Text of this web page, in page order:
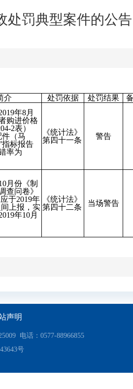
处罚典型案件的公告
介 处罚依据 处罚结果
年8月
购进价格
2表）
（马
指标报告
率为
《统计法》
第四十一条
警告
月份《制
查问卷》
于2019年
间上报，实
年10月
《统计法》
第四十二条
当场警告
声明
电话：0577-88966855
号